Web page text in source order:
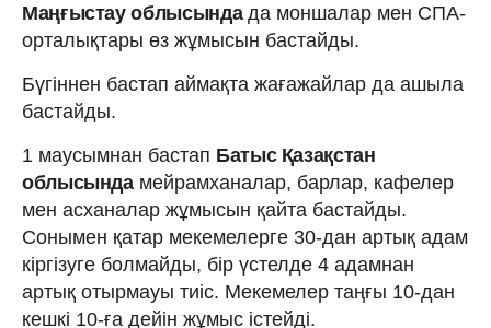
Маңғыстау облысындада моншалар мен СПА-
орталықтары өз жұмысын бастайды.
Бүгіннен бастап аймақта жағажайлар да ашыла
бастайды.
1 маусымнан бастап Батыс Қазақстан
облысындамейрамханалар, барлар, кафелер
мен асханалар жұмысын қайта бастайды.
Сонымен қатар мекемелерге 30-дан артық адам
кіргізуге болмайды, бір үстелде 4 адамнан
артық отырмауы тиіс. Мекемелер таңғы 10-дан
кешкі 10-ға дейін жұмыс істейді.